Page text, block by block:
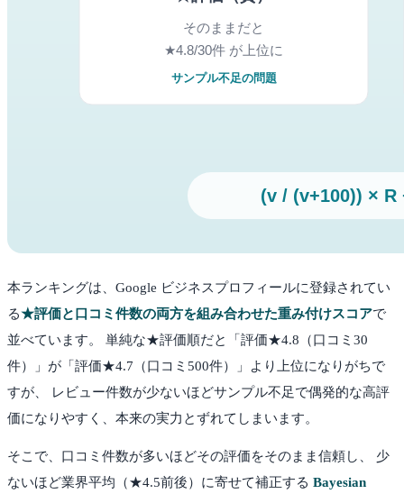
本ランキングは、Google ビジネスプロフィールに登録されてい
る★評価と口コミ件数の両方を組み合わせた重み付けスコアで
並べています。 単純な★評価順だと「評価★4.8（口コミ30
件）」が「評価★4.7（口コミ500件）」より上位になりがちで
すが、 レビュー件数が少ないほどサンプル不足で偶発的な高評
価になりやすく、本来の実力とずれてしまいます。
そこで、口コミ件数が多いほどその評価をそのまま信頼し、 少
ないほど業界平均（★4.5前後）に寄せて補正する Bayesian